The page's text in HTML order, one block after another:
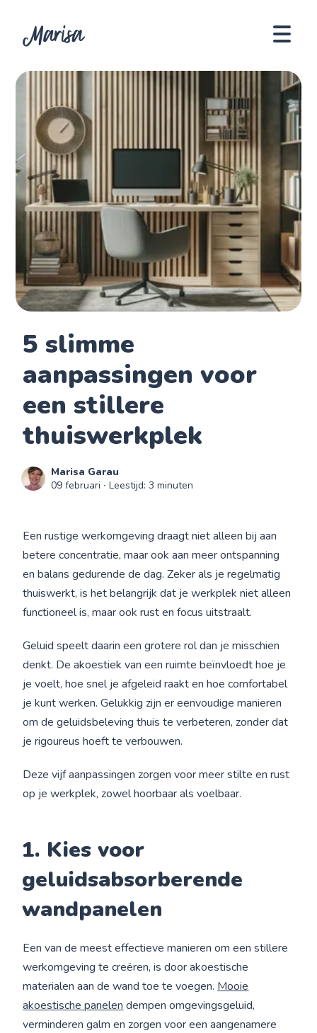
5 slimme
aanpassingen voor
een stillere
thuiswerkplek
Marisa Garau
09 februari ∙ Leestijd: 3 minuten
Een rustige werkomgeving draagt niet alleen bij aan
betere concentratie, maar ook aan meer ontspanning
en balans gedurende de dag. Zeker als je regelmatig
thuiswerkt, is het belangrijk dat je werkplek niet alleen
functioneel is, maar ook rust en focus uitstraalt.
Geluid speelt daarin een grotere rol dan je misschien
denkt. De akoestiek van een ruimte beïnvloedt hoe je
je voelt, hoe snel je afgeleid raakt en hoe comfortabel
je kunt werken. Gelukkig zijn er eenvoudige manieren
om de geluidsbeleving thuis te verbeteren, zonder dat
je rigoureus hoeft te verbouwen.
Deze vijf aanpassingen zorgen voor meer stilte en rust
op je werkplek, zowel hoorbaar als voelbaar.
1. Kies voor
geluidsabsorberende
wandpanelen
Een van de meest effectieve manieren om een stillere
werkomgeving te creëren, is door akoestische
materialen aan de wand toe te voegen. Mooie
akoestische panelen dempen omgevingsgeluid,
verminderen galm en zorgen voor een aangenamere